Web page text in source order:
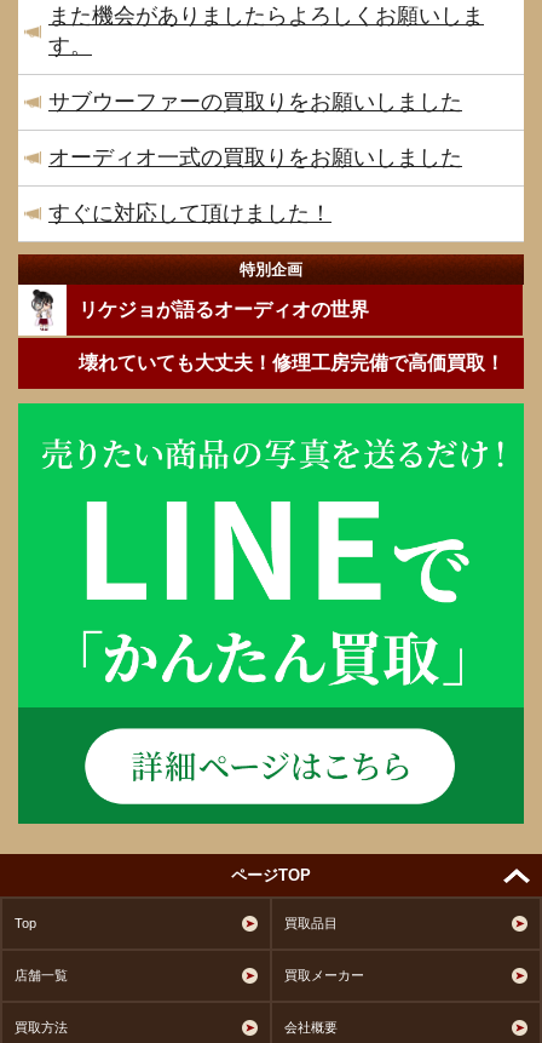
また機会がありましたらよろしくお願いしま
す。
サブウーファーの買取りをお願いしました
オーディオ一式の買取りをお願いしました
すぐに対応して頂けました！
特別企画
リケジョが語るオーディオの世界
壊れていても大丈夫！修理工房完備で高価買取！
ページTOP
Top 買取品目
店舗一覧 買取メーカー
買取方法 会社概要